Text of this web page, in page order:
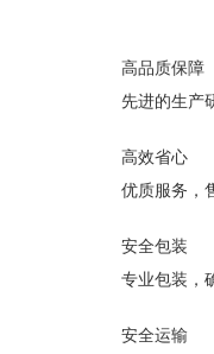
高品质保障
先进的生产
高效省心
优质服务，
安全包装
专业包装，
安全运输